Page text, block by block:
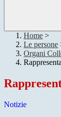
Home >
Le persone
Organi
Notizie